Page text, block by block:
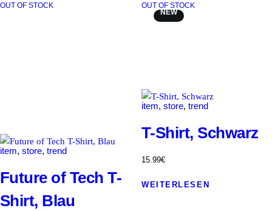
OUT OF STOCK
item, store, trend
Future of Tech T-
Shirt, Blau
OUT OF STOCK
NEW
item, store, trend
T-Shirt, Schwarz
15. 99€
WEITERLESEN